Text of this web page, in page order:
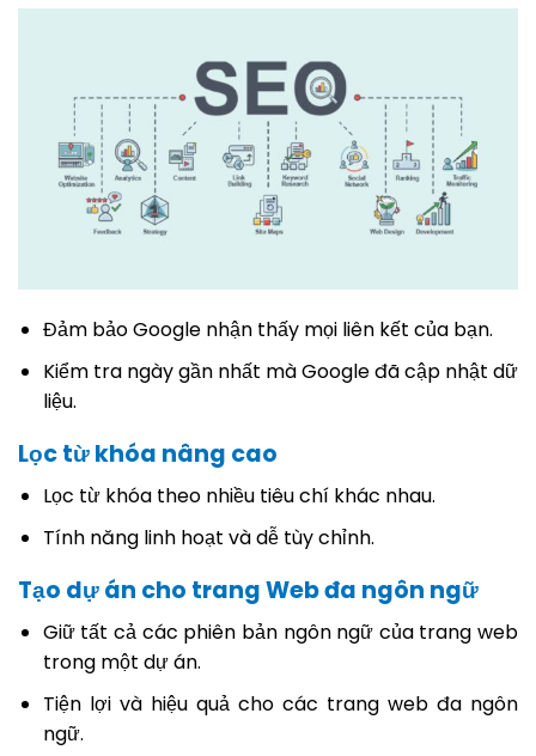
Đảm bảo Google nhận thấy mọi liên kết của bạn.
Kiểm tra ngày gần nhất mà Google đã cập nhật dữ
liệu.
Lọc từ khóa nâng cao
Lọc từ khóa theo nhiều tiêu chí khác nhau.
Tính năng linh hoạt và dễ tùy chỉnh.
Tạo dự án cho trang Web đa ngôn ngữ
Giữ tất cả các phiên bản ngôn ngữ của trang web
trong một dự án.
Tiện lợi và hiệu quả cho các trang web đa ngôn
ngữ.